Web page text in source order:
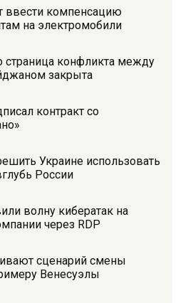
ввести компенсацию
на электромобили
страница конфликта между
закрыта
контракт со
Украине использовать
России
волну кибератак на
через RDP
сценарий смены
Венесуэлы